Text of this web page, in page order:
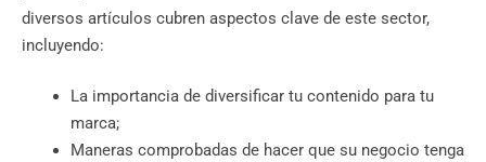
diversos artículos cubren aspectos clave de este sector,
incluyendo:
La importancia de diversificar tu contenido para tu
marca;
Maneras comprobadas de hacer que su negocio tenga